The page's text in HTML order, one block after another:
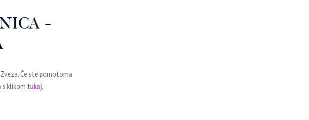
-
Če ste pomotoma
klikom tukaj.